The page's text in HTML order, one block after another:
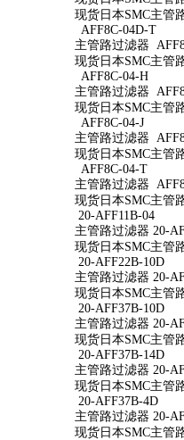
现货日本SMC主管
AFF8C-04D-T
主管路过滤器
现货日本SMC主管
AFF8C-04-H
主管路过滤器
现货日本SMC主管
AFF8C-04-J
主管路过滤器
现货日本SMC主管
AFF8C-04-T
主管路过滤器
现货日本SMC主管
20-AFF11B-04
主管路过滤器 20-
现货日本SMC主管
20-AFF22B-10D
主管路过滤器 20-
现货日本SMC主管
20-AFF37B-10D
主管路过滤器 20-
现货日本SMC主管
20-AFF37B-14D
主管路过滤器 20-
现货日本SMC主管
20-AFF37B-4D
主管路过滤器 20-
现货日本SMC主管